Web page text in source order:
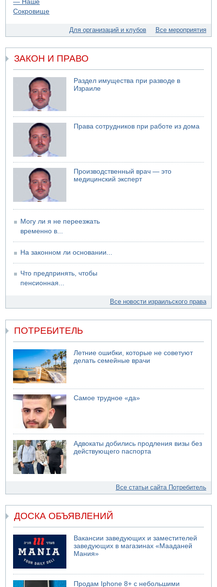
Для организаций и клубов Все мероприятия
ЗАКОН И ПРАВО
Раздел имущества при разводе в
Израиле
Права сотрудников при работе из дома
Производственный врач — это
медицинский эксперт
Могу ли я не переезжать
временно в...
На законном ли основании...
Что предпринять, чтобы
пенсионная...
Все новости израильского права
ПОТРЕБИТЕЛЬ
Летние ошибки, которые не советуют
делать семейные врачи
Самое трудное «да»
Адвокаты добились продления визы без
действующего паспорта
Все статьи сайта Потребитель
ДОСКА ОБЪЯВЛЕНИЙ
Вакансии заведующих и заместителей
заведующих в магазинах «Мааданей
Мания»
Продам Iphone 8+ с небольшими